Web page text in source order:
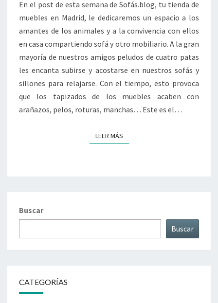
SOFÁ
En el post de esta semana de Sofás.blog, tu tienda de
muebles en Madrid, le dedicaremos un espacio a los
amantes de los animales y a la convivencia con ellos
en casa compartiendo sofá y otro mobiliario. A la gran
mayoría de nuestros amigos peludos de cuatro patas
les encanta subirse y acostarse en nuestros sofás y
sillones para relajarse. Con el tiempo, esto provoca
que los tapizados de los muebles acaben con
arañazos, pelos, roturas, manchas… Este es el…
LEER MÁSLEER MÁS
Buscar
Buscar
CATEGORÍAS